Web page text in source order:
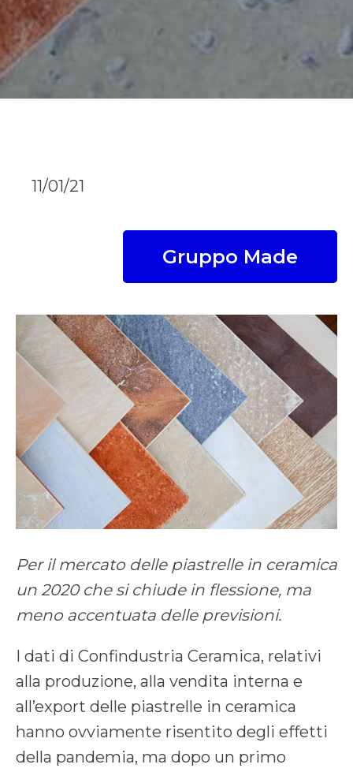
11/01/21
Gruppo Made
Per il mercato delle piastrelle in ceramica
un 2020 che si chiude in flessione, ma
meno accentuata delle previsioni.
I dati di Confindustria Ceramica, relativi
alla produzione, alla vendita interna e
all’export delle piastrelle in ceramica
hanno ovviamente risentito degli effetti
della pandemia, ma dopo un primo